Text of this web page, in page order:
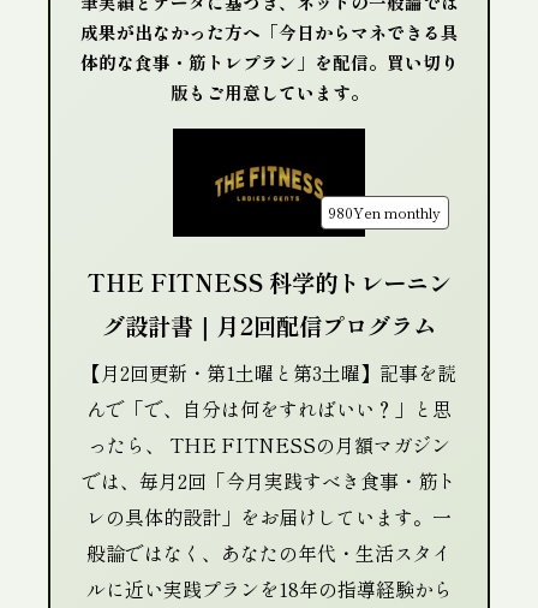
成果が出なかった方へ「今日からマネできる具
体的な食事・筋トレプラン」を配信。買い切り
版もご用意しています。
980Yen monthly
THE FITNESS 科学的トレーニン
グ設計書｜月2回配信プログラム
【月2回更新・第1土曜と第3土曜】記事を読
んで「で、自分は何をすればいい？」と思
ったら、 THE FITNESSの月額マガジン
では、毎月2回「今月実践すべき食事・筋ト
レの具体的設計」をお届けしています。一
般論ではなく、あなたの年代・生活スタイ
ルに近い実践プランを18年の指導経験から